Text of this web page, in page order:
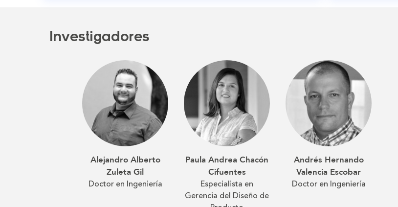
Investigadores
Alejandro Alberto
Zuleta Gil
Doctor en Ingeniería
Paula Andrea Chacón
Cifuentes
Especialista en
Gerencia del Diseño de
Andrés Hernando
Valencia Escobar
Doctor en Ingeniería